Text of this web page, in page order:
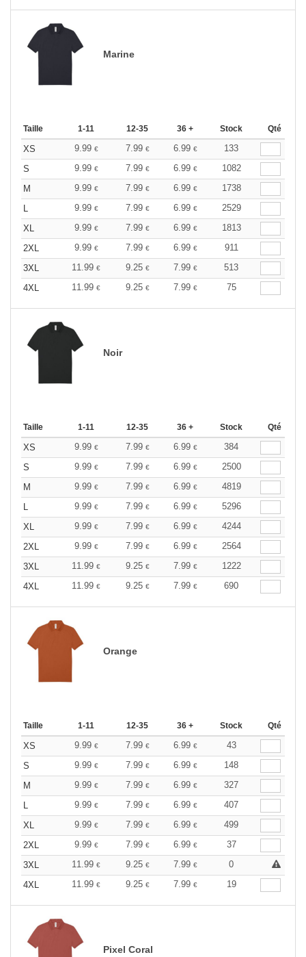
Marine
Taille 1-11 12-35 36 + Stock Qté
XS 9.99 € 7.99 € 6.99 €
133
S
9.99 € 7.99 € 6.99 €
1082
M
9.99 € 7.99 € 6.99 €
1738
9.99 € 7.99 € 6.99 €
2529
XL
9.99 € 7.99 € 6.99 €
1813
2XL
9.99 € 7.99 € 6.99 €
911
3XL
11.99 € 9.25 € 7.99 €
513
4XL
11.99 € 9.25 € 7.99 € 75
Noir
Taille 1-11 12-35 36 + Stock Qté
XS 9.99 € 7.99 € 6.99 €
384
S
9.99 € 7.99 € 6.99 €
2500
M
9.99 € 7.99 € 6.99 €
4819
9.99 € 7.99 € 6.99 €
5296
XL
9.99 € 7.99 € 6.99 €
4244
2XL
9.99 € 7.99 € 6.99 €
2564
3XL
11.99 € 9.25 € 7.99 €
1222
4XL
11.99 € 9.25 € 7.99 € 690
Orange
Taille 1-11 12-35 36 + Stock Qté
XS 9.99 € 7.99 € 6.99 €
43
S
9.99 € 7.99 € 6.99 €
148
M
9.99 € 7.99 € 6.99 €
327
9.99 € 7.99 € 6.99 €
407
XL
9.99 € 7.99 € 6.99 €
499
2XL
9.99 € 7.99 € 6.99 €
37
3XL
11.99 € 9.25 € 7.99 €
0
4XL
11.99 € 9.25 € 7.99 € 19
Pixel Coral